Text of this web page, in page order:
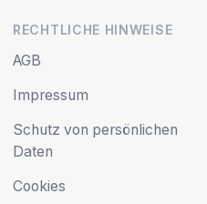
RECHTLICHE HINWEISE
AGB
Impressum
Schutz von persönlichen
Daten
Cookies